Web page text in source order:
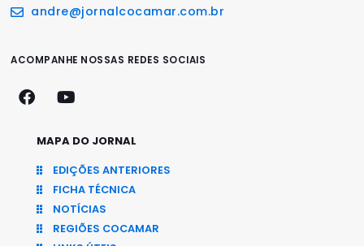
andre@jornalcocamar.com.br
ACOMPANHE NOSSAS REDES SOCIAIS
MAPA DO JORNAL
EDIÇÕES ANTERIORES
FICHA TÉCNICA
NOTÍCIAS
REGIÕES COCAMAR